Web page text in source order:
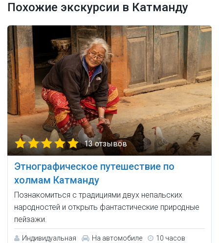
Похожие экскурсии в Катманду
13 отзывов
Этнографическое путешествие по
холмам Катманду
Познакомиться с традициями двух непальских
народностей и открыть фантастические природные
пейзажи.
Индивидуальная На автомобиле 10 часов